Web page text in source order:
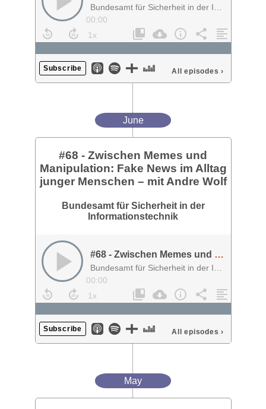
Bundesamt für Sicherheit in der Informationstechnik
00:00
Subscribe All episodes ›
June
#68 - Zwischen Memes und
Manipulation: Fake News im Alltag
junger Menschen – mit Andre Wolf
Bundesamt für Sicherheit in der
Informationstechnik
#68 - Zwischen Memes und Manipulation: Fake News im Alltag junger Menschen – mit Andre Wolf
Bundesamt für Sicherheit in der Informationstechnik
00:00
Subscribe All episodes ›
May